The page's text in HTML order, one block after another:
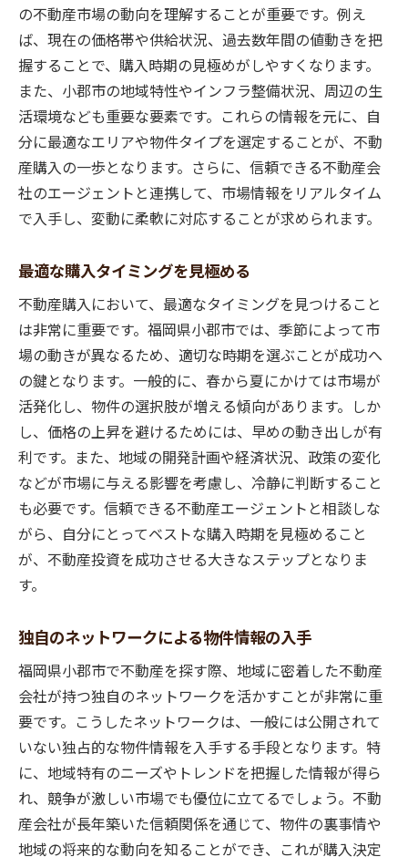
の不動産市場の動向を理解することが重要です。例え
ば、現在の価格帯や供給状況、過去数年間の値動きを把
握することで、購入時期の見極めがしやすくなります。
また、小郡市の地域特性やインフラ整備状況、周辺の生
活環境なども重要な要素です。これらの情報を元に、自
分に最適なエリアや物件タイプを選定することが、不動
産購入の一歩となります。さらに、信頼できる不動産会
社のエージェントと連携して、市場情報をリアルタイム
で入手し、変動に柔軟に対応することが求められます。
最適な購入タイミングを見極める
不動産購入において、最適なタイミングを見つけること
は非常に重要です。福岡県小郡市では、季節によって市
場の動きが異なるため、適切な時期を選ぶことが成功へ
の鍵となります。一般的に、春から夏にかけては市場が
活発化し、物件の選択肢が増える傾向があります。しか
し、価格の上昇を避けるためには、早めの動き出しが有
利です。また、地域の開発計画や経済状況、政策の変化
などが市場に与える影響を考慮し、冷静に判断すること
も必要です。信頼できる不動産エージェントと相談しな
がら、自分にとってベストな購入時期を見極めること
が、不動産投資を成功させる大きなステップとなりま
す。
独自のネットワークによる物件情報の入手
福岡県小郡市で不動産を探す際、地域に密着した不動産
会社が持つ独自のネットワークを活かすことが非常に重
要です。こうしたネットワークは、一般には公開されて
いない独占的な物件情報を入手する手段となります。特
に、地域特有のニーズやトレンドを把握した情報が得ら
れ、競争が激しい市場でも優位に立てるでしょう。不動
産会社が長年築いた信頼関係を通じて、物件の裏事情や
地域の将来的な動向を知ることができ、これが購入決定